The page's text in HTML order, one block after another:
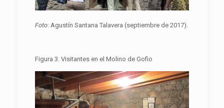
Foto: Agustín Santana Talavera (septiembre de 2017).
Figura 3. Visitantes en el Molino de Gofio